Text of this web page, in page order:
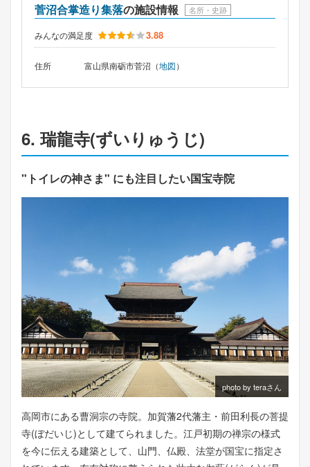
菅沼合掌造り集落の施設情報 名所・史跡
みんなの満足度 3.88
住所 富山県南砺市菅沼（地図）
6. 瑞龍寺(ずいりゅうじ)
"トイレの神さま" にも注目したい国宝寺院
photo by teraさん
高岡市にある曹洞宗の寺院。加賀藩2代藩主・前田利長の菩提
寺(ぼだいじ)として建てられました。江戸初期の禅宗の様式
を今に伝える建築として、山門、仏殿、法堂が国宝に指定さ